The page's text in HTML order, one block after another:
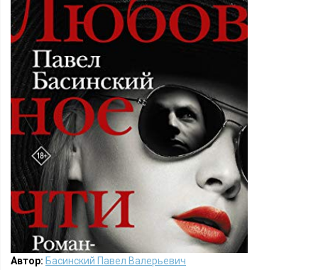
Автор: Басинский Павел Валерьевич